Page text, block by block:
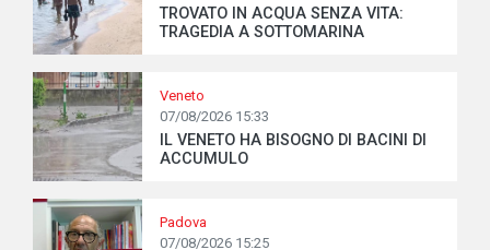
TROVATO IN ACQUA SENZA VITA:
TRAGEDIA A SOTTOMARINA
Veneto
07/08/2026 15:33
IL VENETO HA BISOGNO DI BACINI DI
ACCUMULO
Padova
07/08/2026 15:25